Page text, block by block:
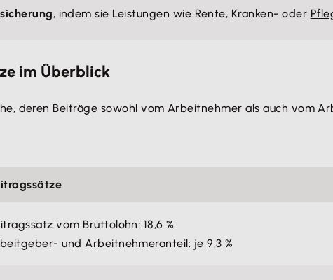
, indem sie Leistungen wie Rente, Kranken- oder
im Überblick
deren Beiträge sowohl vom Arbeitnehmer als auch vom
vom Bruttolohn: 18,6 %
und Arbeitnehmeranteil: je 9,3 %